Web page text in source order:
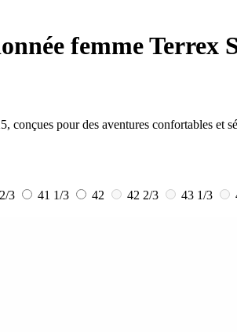
femme Terrex
pour des aventures confortables et
3 41 1/3 42 42 2/3 43 1/3